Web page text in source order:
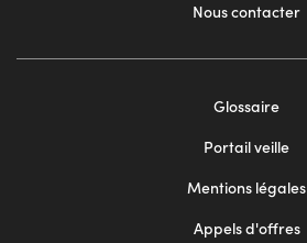
Nous contacter
Glossaire
Portail veille
Mentions légales
Appels d'offres